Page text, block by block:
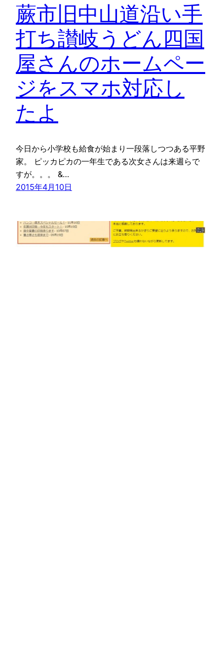
蕨市旧中山道沿い手
打ち讃岐うどん四国
屋さんのホームペー
ジをスマホ対応し
たよ
今日から小学校も給食が始まり一段落しつつある平野
家。 ピッカピカの一年生である次女さんは来週らで
すが。。。 &…
2015年4月10日